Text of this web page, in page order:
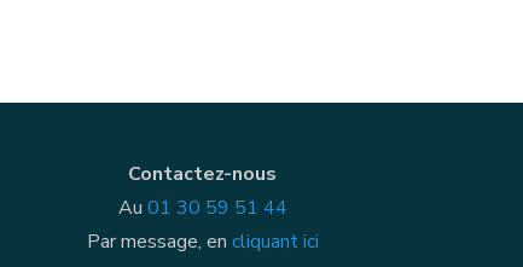
Contactez-nous
Au 01 30 59 51 44
Par message, en cliquant ici